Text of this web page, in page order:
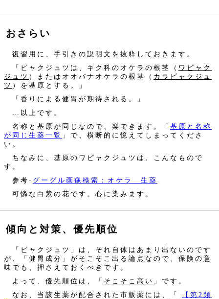
おさらい
復習用に、手引きの説明文を抜粋しておきます。
「ビャクジュツは、キク科のオケラの根茎（ ワビャク
ジュツ ）またはオオバナオケラの根茎（ カラビャクジュ
ツ ）を基原とする。」
「 香りによる健胃 が期待される。」
…以上です。
名称と基原が同じなので、楽できます。「 基原と名称
が同じ生薬一覧 」で、横断的に憶えてしまってくださ
い。
ちなみに、基原のワビャクジュツは、こんなもので
す。
参考‐ グーグル画像検索：オケラ 生薬
可憐な白紫の花です。心に染みます。
傾向と対策、優先順位
「ビャクジュツ」は、それ自体はあまり出ないのです
が、「健胃成分」がそこそこ出る論点なので、保険の意
味でも、押さえておくべきです。
よって、優先順位は、「 そこそこ高い 」です。
なお、当該生薬が配合された市販薬には、「
【第2類